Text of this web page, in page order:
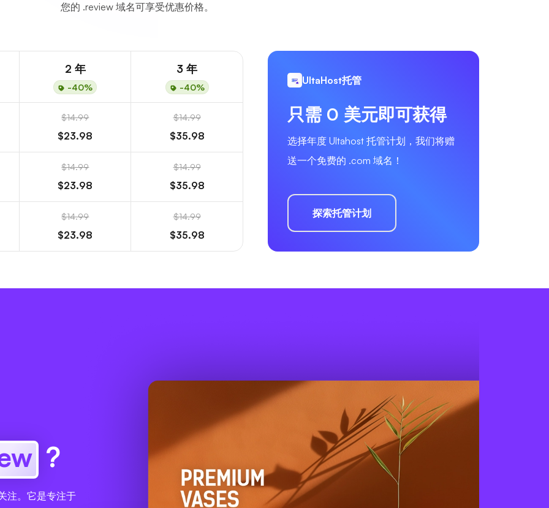
您的 .review 域名可享受优惠价格。
2 年
-40%
3 年
-40%
$14.99
$23.98
$14.99
$35.98
$14.99
$23.98
$14.99
$35.98
$14.99
$23.98
$14.99
$35.98
UltaHost托管
只需 0 美元即可获得
选择年度 Ultahost 托管计划，我们将赠
送一个免费的 .com 域名！
探索托管计划
?
注。它是专注于